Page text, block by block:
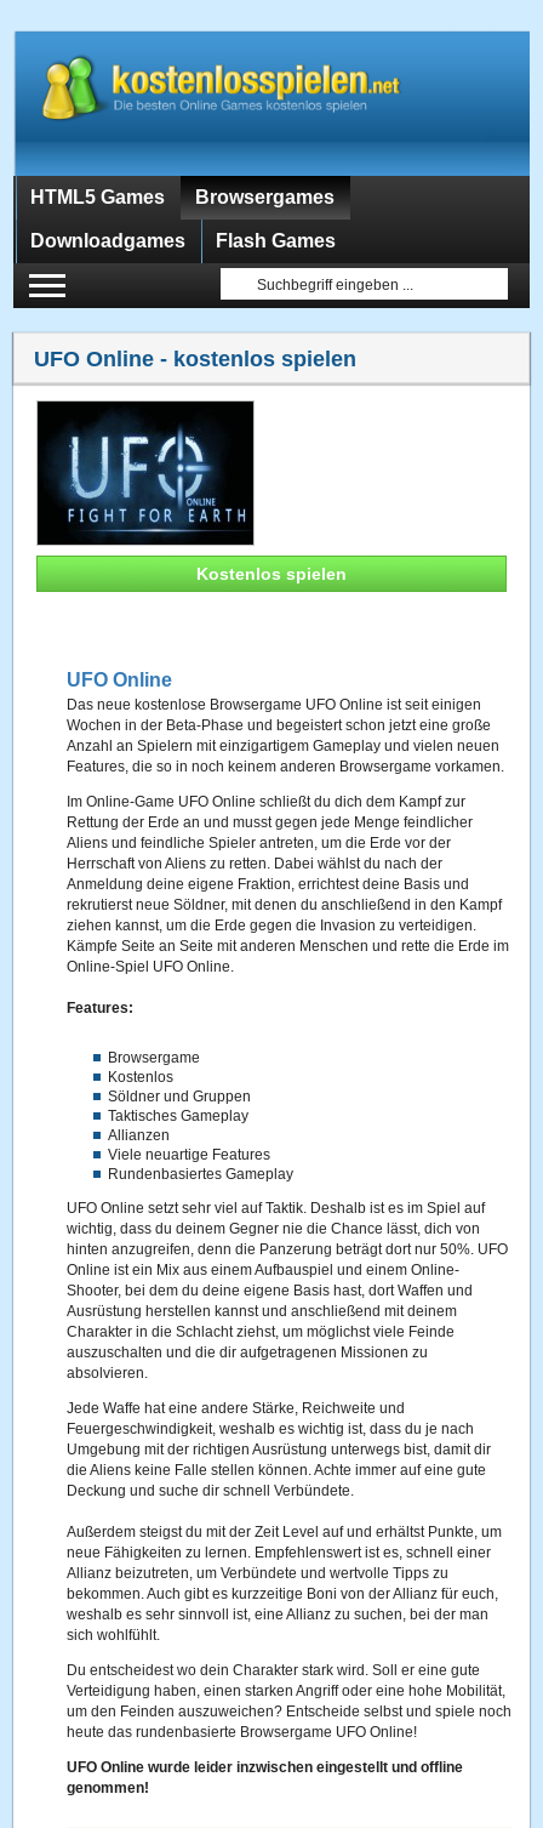
HTML5 Games Browsergames
Downloadgames Flash Games
UFO Online - kostenlos spielen
Kostenlos spielen
UFO Online
Das neue kostenlose Browsergame UFO Online ist seit einigen
Wochen in der Beta-Phase und begeistert schon jetzt eine große
Anzahl an Spielern mit einzigartigem Gameplay und vielen neuen
Features, die so in noch keinem anderen Browsergame vorkamen.
Im Online-Game UFO Online schließt du dich dem Kampf zur
Rettung der Erde an und musst gegen jede Menge feindlicher
Aliens und feindliche Spieler antreten, um die Erde vor der
Herrschaft von Aliens zu retten. Dabei wählst du nach der
Anmeldung deine eigene Fraktion, errichtest deine Basis und
rekrutierst neue Söldner, mit denen du anschließend in den Kampf
ziehen kannst, um die Erde gegen die Invasion zu verteidigen.
Kämpfe Seite an Seite mit anderen Menschen und rette die Erde im
Online-Spiel UFO Online.
Features:
Browsergame
Kostenlos
Söldner und Gruppen
Taktisches Gameplay
Allianzen
Viele neuartige Features
Rundenbasiertes Gameplay
UFO Online setzt sehr viel auf Taktik. Deshalb ist es im Spiel auf
wichtig, dass du deinem Gegner nie die Chance lässt, dich von
hinten anzugreifen, denn die Panzerung beträgt dort nur 50%. UFO
Online ist ein Mix aus einem Aufbauspiel und einem Online-
Shooter, bei dem du deine eigene Basis hast, dort Waffen und
Ausrüstung herstellen kannst und anschließend mit deinem
Charakter in die Schlacht ziehst, um möglichst viele Feinde
auszuschalten und die dir aufgetragenen Missionen zu
absolvieren.
Jede Waffe hat eine andere Stärke, Reichweite und
Feuergeschwindigkeit, weshalb es wichtig ist, dass du je nach
Umgebung mit der richtigen Ausrüstung unterwegs bist, damit dir
die Aliens keine Falle stellen können. Achte immer auf eine gute
Deckung und suche dir schnell Verbündete.
Außerdem steigst du mit der Zeit Level auf und erhältst Punkte, um
neue Fähigkeiten zu lernen. Empfehlenswert ist es, schnell einer
Allianz beizutreten, um Verbündete und wertvolle Tipps zu
bekommen. Auch gibt es kurzzeitige Boni von der Allianz für euch,
weshalb es sehr sinnvoll ist, eine Allianz zu suchen, bei der man
sich wohlfühlt.
Du entscheidest wo dein Charakter stark wird. Soll er eine gute
Verteidigung haben, einen starken Angriff oder eine hohe Mobilität,
um den Feinden auszuweichen? Entscheide selbst und spiele noch
heute das rundenbasierte Browsergame UFO Online!
UFO Online wurde leider inzwischen eingestellt und offline
genommen!